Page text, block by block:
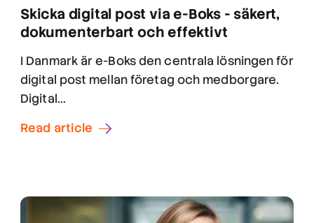
Skicka digital post via e-Boks - säkert,
dokumenterbart och effektivt
I Danmark är e-Boks den centrala lösningen för
digital post mellan företag och medborgare.
Digital...
Read article